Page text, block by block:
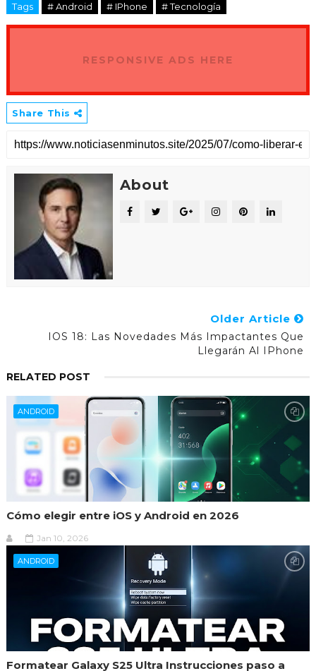
Tags # Android # IPhone # Tecnología
RESPONSIVE ADS HERE
Share This
About
Older Article
IOS 18: Las Novedades Más Impactantes Que
Llegarán Al IPhone
RELATED POST
ANDROID
Cómo elegir entre iOS y Android en 2026
Jan 10, 2026
ANDROID
Formatear Galaxy S25 Ultra Instrucciones paso a